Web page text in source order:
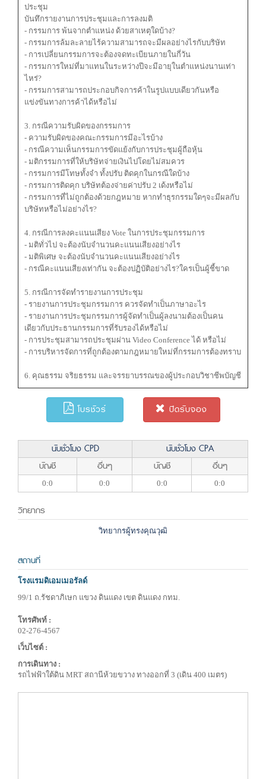
ประชุม
บันทึกรายงานการประชุมและการลงมติ
- กรรมการ พ้นจากตำแหน่ง ด้วยสาเหตุใดบ้าง?
- กรรมการล้มละลายไร้ความสามารถจะมีผลอย่างไรกับบริษัท
- การเปลี่ยนกรรมการจะต้องจดทะเบียนภายในกี่วัน
- กรรมการใหม่ที่มาแทนในระหว่างปีจะมีอายุในตำแหน่งนานเท่า
ไหร่?
- กรรมการสามารถประกอบกิจการค้าในรูปแบบเดียวกันหรือ
แข่งขันทางการค้าได้หรือไม่
3. กรณีความรับผิดของกรรมการ
- ความรับผิดของคณะกรรมการมีอะไรบ้าง
- กรณีความเห็นกรรมการขัดแย้งกับการประชุมผู้ถือหุ้น
- มติกรรมการที่ให้บริษัทจ่ายเงินไปโดยไม่สมควร
- กรรมการมีโทษทั้งจำ ทั้งปรับ ติดคุกในกรณีใดบ้าง
- กรรมการติดคุก บริษัทต้องจ่ายค่าปรับ 2 เด้งหรือไม่
- กรรมการที่ไม่ถูกต้องด้วยกฎหมาย หากทำธุรกรรมใดๆจะมีผลกับ
บริษัทหรือไม่อย่างไร?
4. กรณีการลงคะแนนเสียง Vote ในการประชุมกรรมการ
- มติทั่วไป จะต้องนับจำนวนคะแนนเสียงอย่างไร
- มติพิเศษ จะต้องนับจำนวนคะแนนเสียงอย่างไร
- กรณีคะแนนเสียงเท่ากัน จะต้องปฏิบัติอย่างไร?ใครเป็นผู้ชี้ขาด
5. กรณีการจัดทำรายงานการประชุม
- รายงานการประชุมกรรมการ ควรจัดทำเป็นภาษาอะไร
- รายงานการประชุมกรรมการผู้จัดทำเป็นผู้ลงนามต้องเป็นคน
เดียวกับประธานกรรมการที่รับรองได้หรือไม่
- การประชุมสามารถประชุมผ่าน Video Conference ได้ หรือไม่
- การบริหารจัดการที่ถูกต้องตามกฎหมายใหม่ที่กรรมการต้องทราบ
6. คุณธรรม จริยธรรม และจรรยาบรรณของผู้ประกอบวิชาชีพบัญชี
โบรชัวร์ ปิดรับจอง
นับชั่วโมง CPD
นับชั่วโมง CPA
บัญชี
อื่นๆ บัญชี อื่นๆ
0:0 0:0 0:0 0:0
วิทยากร
วิทยากรผู้ทรงคุณวุฒิ
สถานที่
โรงแรมดิเอมเมอรัลด์
99/1 ถ.รัชดาภิเษก แขวง ดินแดง เขต ดินแดง กทม.
โทรศัพท์ :
02-276-4567
เว็บไซต์ :
การเดินทาง :
รถไฟฟ้าใต้ดิน MRT สถานีห้วยขวาง ทางออกที่ 3 (เดิน 400 เมตร)